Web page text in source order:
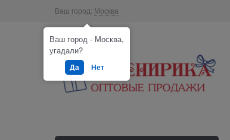
Ваш город: Москва
Ваш город - Москва,
угадали?
Да Нет